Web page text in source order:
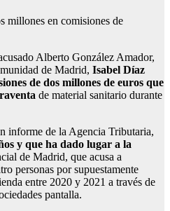
Alberto González Amador,
de Madrid, Isabel Díaz
de dos millones de euros que
de material sanitario durante
informe de la Agencia Tributaria,
y que ha dado lugar a la
de Madrid, que acusa a
personas por supuestamente
entre 2020 y 2021 a través de
pantalla.